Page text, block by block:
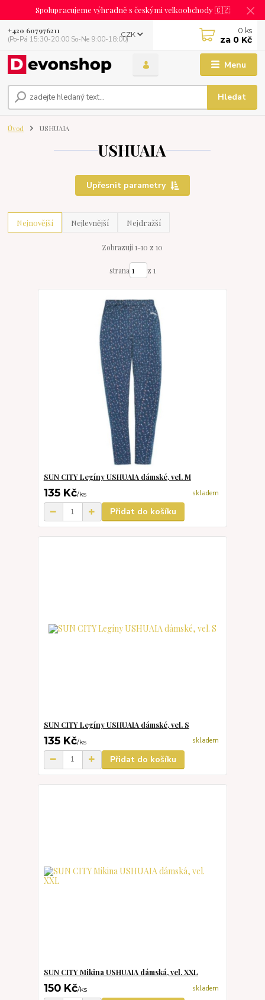
Spolupracujeme výhradně s českými velkoobchody 🇨🇿
Menu
CZK
Hledat
+420 607976211
(Po-Pá 15:30-20:00 So-Ne 9:00-18:00)
0 ks
za 0 Kč
Úvod USHUAIA
USHUAIA
Upřesnit parametry
Nejnovější Nejlevnější Nejdražší
Zobrazuji 1-10 z 10
strana z 1
SUN CITY Legíny USHUAIA dámské, vel. M
135 Kč/ks skladem
Přidat do košíku
SUN CITY Legíny USHUAIA dámské, vel. S
135 Kč/ks skladem
Přidat do košíku
SUN CITY Mikina USHUAIA dámská, vel. XXL
150 Kč/ks skladem